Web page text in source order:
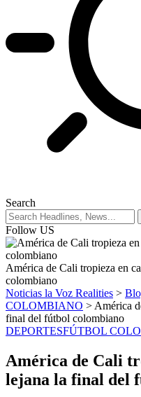
Search
Follow US
América de Cali tropieza en
colombiano
Noticias la Voz Realities >
COLOMBIANO > América
final del fútbol colombiano
DEPORTESFÚTBOL
América de Cali
lejana la final del